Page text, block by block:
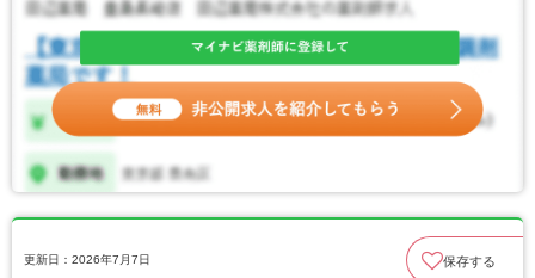
更新日：2026年7月7日 保存する